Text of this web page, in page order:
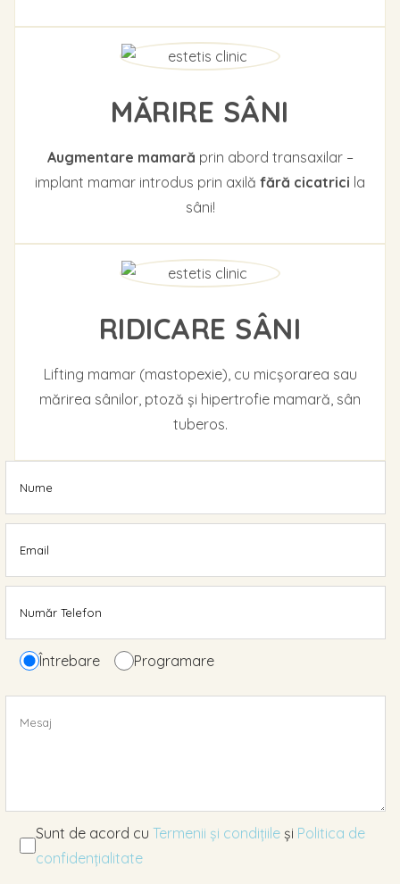
MĂRIRE SÂNI
Augmentare mamară prin abord transaxilar –
implant mamar introdus prin axilă fără cicatrici la
sâni!
RIDICARE SÂNI
Lifting mamar (mastopexie), cu micșorarea sau
mărirea sânilor, ptoză și hipertrofie mamară, sân
tuberos.
Întrebare Programare
Sunt de acord cu Termenii și condițiileși Politica de
confidențialitate